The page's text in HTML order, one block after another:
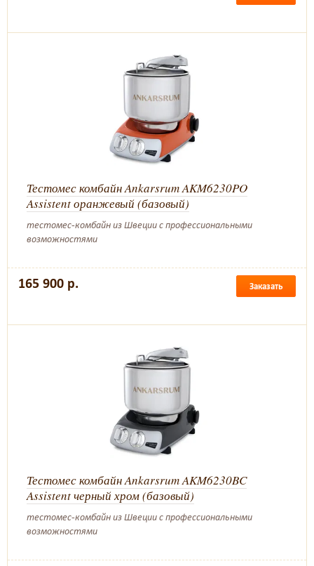
Тестомес комбайн Ankarsrum AKM6230PO
Assistent оранжевый (базовый)
тестомес-комбайн из Швеции с профессиональными
возможностями
165 900 р. Заказать
Тестомес комбайн Ankarsrum AKM6230BC
Assistent черный хром (базовый)
тестомес-комбайн из Швеции с профессиональными
возможностями